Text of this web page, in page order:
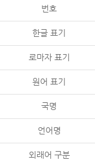
번호
한글 표기
로마자 표기
원어 표기
국명
언어명
외래어 구분